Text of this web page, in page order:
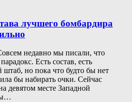
лучшего бомбардира
недавно мы писали, что
Есть состав, есть
но пока что будто бы нет
бы набирать очки. Сейчас
девятом месте Западной